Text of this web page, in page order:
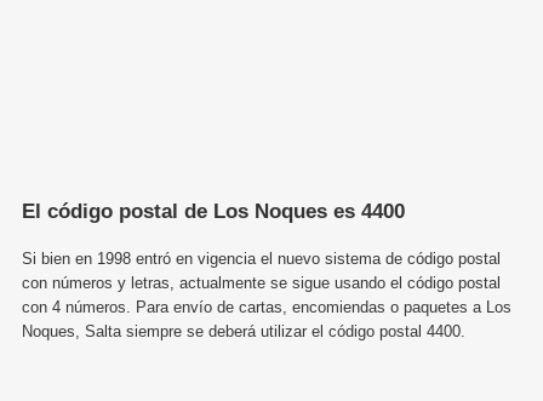
El código postal de Los Noques es 4400
Si bien en 1998 entró en vigencia el nuevo sistema de código postal
con números y letras, actualmente se sigue usando el código postal
con 4 números. Para envío de cartas, encomiendas o paquetes a Los
Noques, Salta siempre se deberá utilizar el código postal 4400.